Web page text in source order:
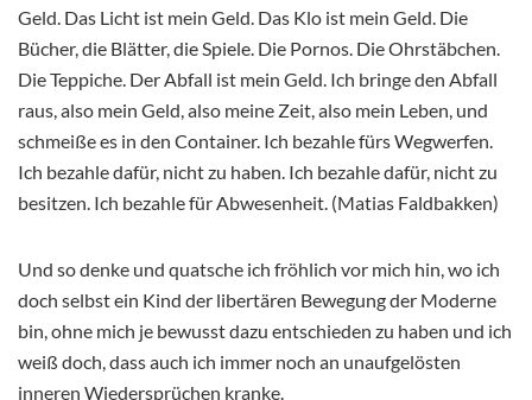
Geld. Das Licht ist mein Geld. Das Klo ist mein Geld. Die
Bücher, die Blätter, die Spiele. Die Pornos. Die Ohrstäbchen.
Die Teppiche. Der Abfall ist mein Geld. Ich bringe den Abfall
raus, also mein Geld, also meine Zeit, also mein Leben, und
schmeiße es in den Container. Ich bezahle fürs Wegwerfen.
Ich bezahle dafür, nicht zu haben. Ich bezahle dafür, nicht zu
besitzen. Ich bezahle für Abwesenheit. (Matias Faldbakken)
Und so denke und quatsche ich fröhlich vor mich hin, wo ich
doch selbst ein Kind der libertären Bewegung der Moderne
bin, ohne mich je bewusst dazu entschieden zu haben und ich
weiß doch, dass auch ich immer noch an unaufgelösten
inneren Wiedersprüchen kranke.